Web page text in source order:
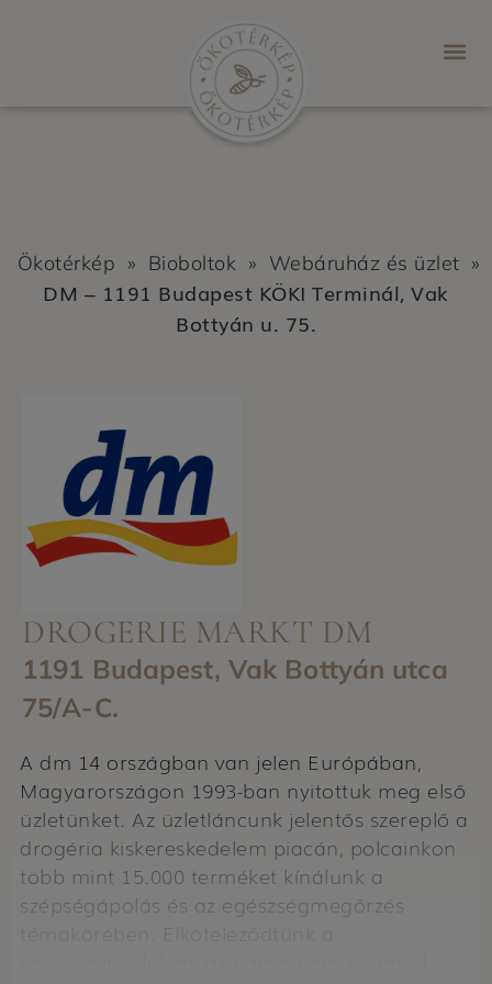
Ökotérkép » Bioboltok » Webáruház és üzlet »
DM – 1191 Budapest KÖKI Terminál, Vak
Bottyán u. 75.
DROGERIE MARKT DM
1191 Budapest, Vak Bottyán utca
75/A-C.
A dm 14 országban van jelen Európában,
Magyarországon 1993-ban nyitottuk meg első
üzletünket. Az üzletláncunk jelentős szereplő a
drogéria kiskereskedelem piacán, polcainkon
több mint 15.000 terméket kínálunk a
szépségápolás és az egészségmegőrzés
témakörében. Elköteleződtünk a